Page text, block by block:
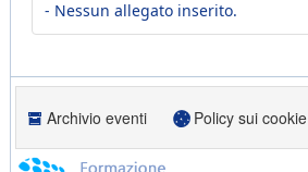
- Nessun allegato inserito.
Archivio eventi Policy sui cookie